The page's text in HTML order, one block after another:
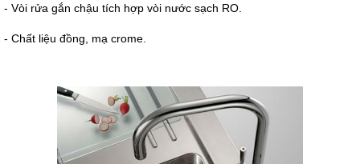
- Vòi rửa gắn chậu tích hợp vòi nước sạch RO.
- Chất liệu đồng, mạ crome.